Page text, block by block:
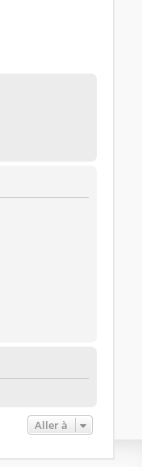
Aller à